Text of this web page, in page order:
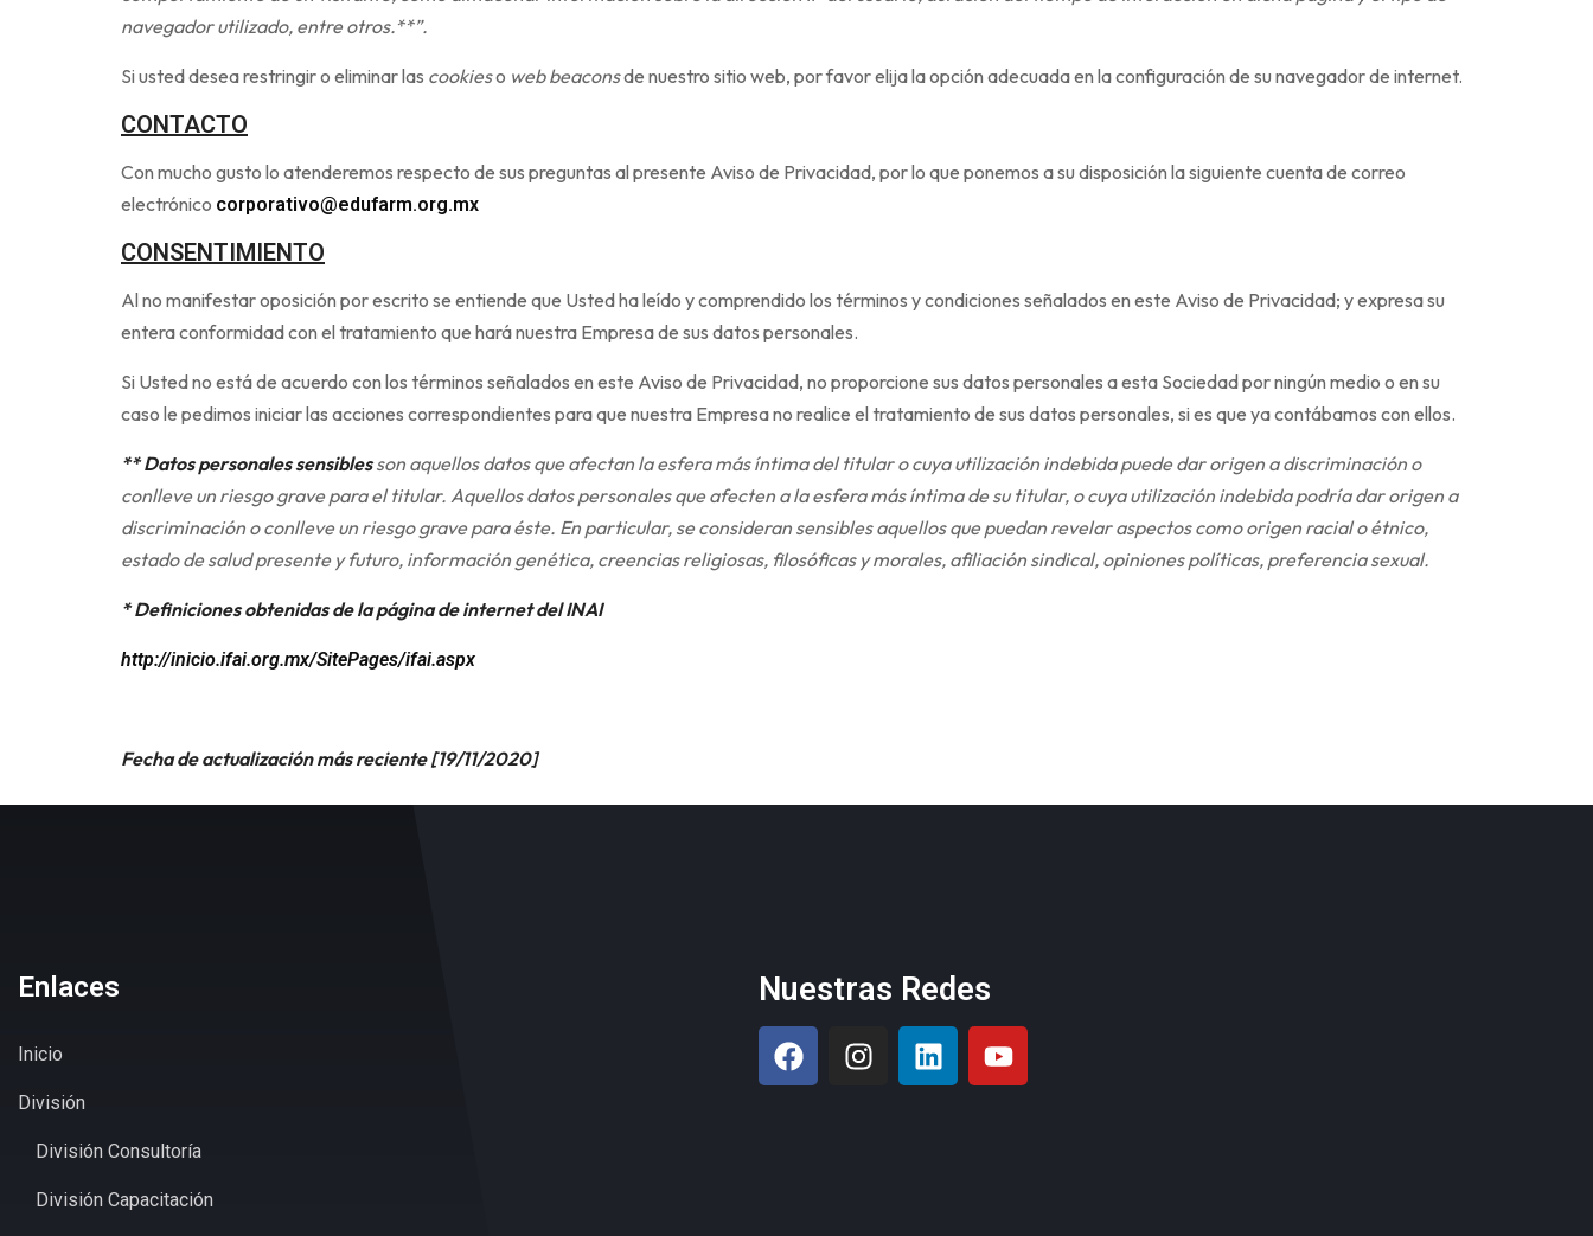
navegador utilizado, entre otros.**”.
Si usted desea restringir o eliminar las cookieso web beaconsde nuestro sitio web, por favor elija la opción adecuada en la configuración de su navegador de internet.
CONTACTO
Con mucho gusto lo atenderemos respecto de sus preguntas al presente Aviso de Privacidad, por lo que ponemos a su disposición la siguiente cuenta de correo
electrónico corporativo@edufarm.org.mx
CONSENTIMIENTO
Al no manifestar oposición por escrito se entiende que Usted ha leído y comprendido los términos y condiciones señalados en este Aviso de Privacidad; y expresa su
entera conformidad con el tratamiento que hará nuestra Empresa de sus datos personales.
Si Usted no está de acuerdo con los términos señalados en este Aviso de Privacidad, no proporcione sus datos personales a esta Sociedad por ningún medio o en su
caso le pedimos iniciar las acciones correspondientes para que nuestra Empresa no realice el tratamiento de sus datos personales, si es que ya contábamos con ellos.
** Datos personales sensiblesson aquellos datos que afectan la esfera más íntima del titular o cuya utilización indebida puede dar origen a discriminación o
conlleve un riesgo grave para el titular. Aquellos datos personales que afecten a la esfera más íntima de su titular, o cuya utilización indebida podría dar origen a
discriminación o conlleve un riesgo grave para éste. En particular, se consideran sensibles aquellos que puedan revelar aspectos como origen racial o étnico,
estado de salud presente y futuro, información genética, creencias religiosas, filosóficas y morales, afiliación sindical, opiniones políticas, preferencia sexual.
*Definiciones obtenidas de la página de internet del INAI
http://inicio.ifai.org.mx/SitePages/ifai.aspx
Fecha de actualización más reciente [19/11/2020]
Enlaces
Inicio
División
División Consultoría
División Capacitación
Nuestras Redes